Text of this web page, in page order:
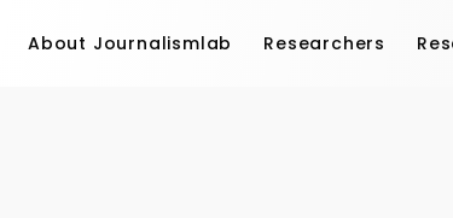
About Journalismlab Researchers